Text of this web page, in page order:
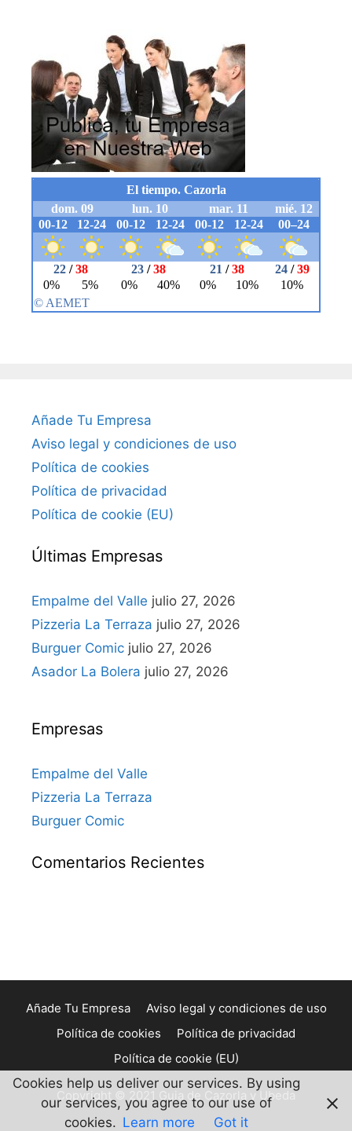
Añade Tu Empresa
Aviso legal y condiciones de uso
Política de cookies
Política de privacidad
Política de cookie (EU)
Últimas Empresas
Empalme del Valle julio 27, 2026
Pizzeria La Terraza julio 27, 2026
Burguer Comic julio 27, 2026
Asador La Bolera julio 27, 2026
Empresas
Empalme del Valle
Pizzeria La Terraza
Burguer Comic
Comentarios Recientes
Añade Tu Empresa
Aviso legal y condiciones de uso
Política de cookies
Política de privacidad
Política de cookie (EU)
Copyright © 2021 Guia de Cazorla y Ubeda
Cookies help us deliver our services. By using
our services, you agree to our use of
cookies. Learn more Got it